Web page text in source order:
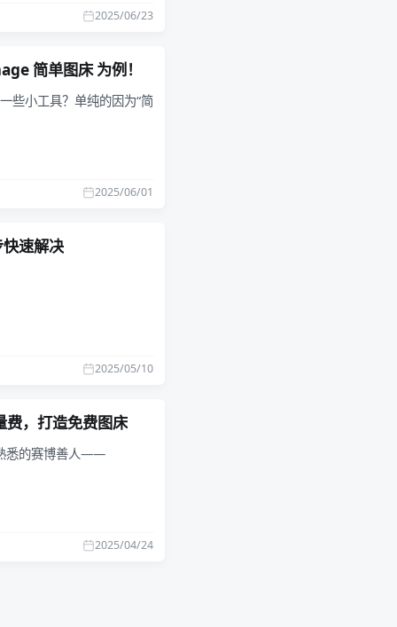
2025/06/23
简单图床 为例！
些小工具？单纯的因为“简
2025/06/01
速解决
2025/05/10
，打造免费图床
悉的赛博善人——
2025/04/24